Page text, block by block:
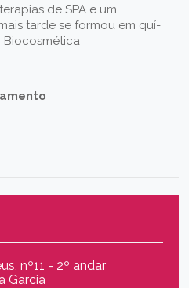
de SPA e um
tarde se formou em quí­
Biocosmética
nº11 - 2º andar
Garcia